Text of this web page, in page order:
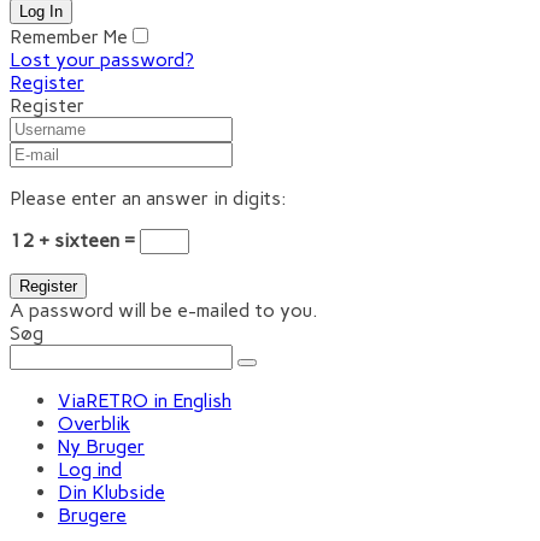
Remember Me
Lost your password?
Register
Register
Please enter an answer in digits:
12 + sixteen =
A password will be e-mailed to you.
Søg
ViaRETRO in English
Overblik
Ny Bruger
Log ind
Din Klubside
Brugere